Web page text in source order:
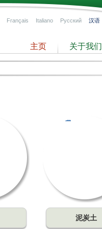
Français Italiano Русский 汉语
主页 关于我们
泥炭土